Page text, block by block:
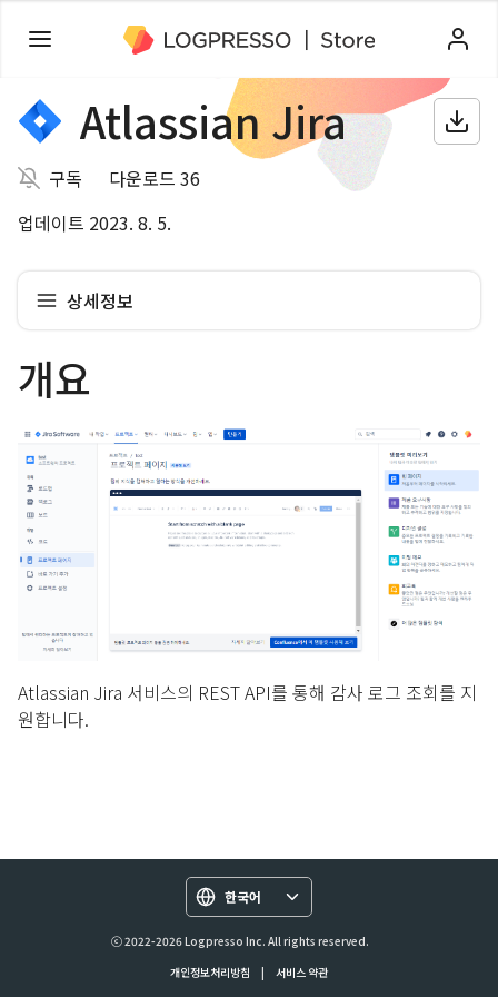
Atlassian Jira
구독
다운로드 36
업데이트 2023. 8. 5.
상세정보
개요
Atlassian Jira 서비스의 REST API를 통해 감사 로그 조회를 지
원합니다.
한국어
ⓒ 2022-2026 Logpresso Inc. All rights reserved.
개인정보처리방침
| 서비스 약관